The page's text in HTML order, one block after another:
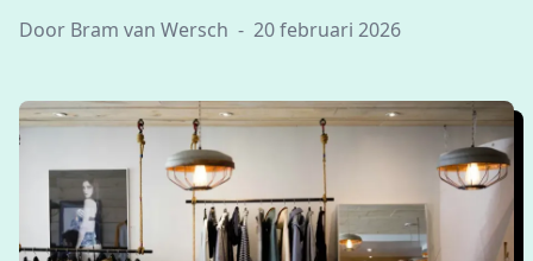
Door Bram van Wersch - 20 februari 2026